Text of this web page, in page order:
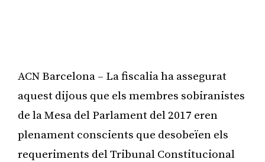
ACN Barcelona – La fiscalia ha assegurat
aquest dijous que els membres sobiranistes
de la Mesa del Parlament del 2017 eren
plenament conscients que desobeïen els
requeriments del Tribunal Constitucional